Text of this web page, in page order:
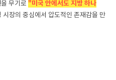
을 무기로 "미국 안에서도 지방 하나
시장의 중심에서 압도적인 존재감을 만